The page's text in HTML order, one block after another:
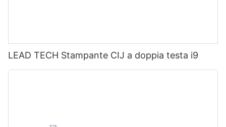
LEAD TECH Stampante CIJ a doppia testa i9